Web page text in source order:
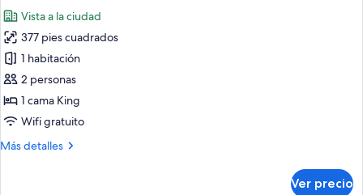
matrimoniales
las
fotos
de
Departamento
de
lujo,
1
servicio
Vista a la ciudad
377 pies cuadrados
1 habitación
2 personas
1 cama King
Wifi gratuito
Más detalles
Más
Ver precio